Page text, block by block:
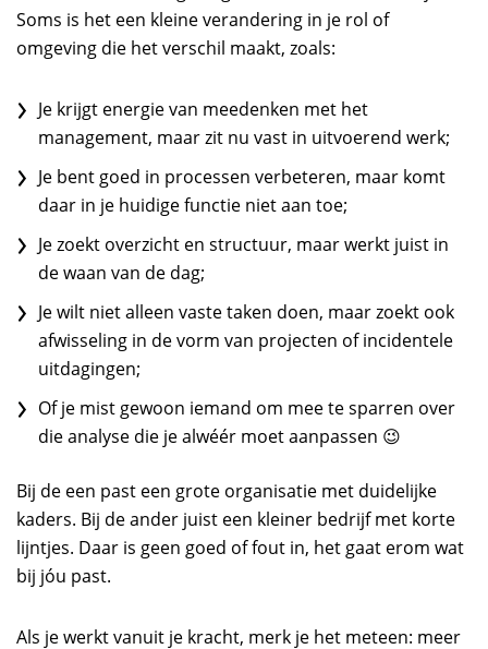
Soms is het een kleine verandering in je rol of
omgeving die het verschil maakt, zoals:
Je krijgt energie van meedenken met het
management, maar zit nu vast in uitvoerend werk;
Je bent goed in processen verbeteren, maar komt
daar in je huidige functie niet aan toe;
Je zoekt overzicht en structuur, maar werkt juist in
de waan van de dag;
Je wilt niet alleen vaste taken doen, maar zoekt ook
afwisseling in de vorm van projecten of incidentele
uitdagingen;
Of je mist gewoon iemand om mee te sparren over
die analyse die je alwéér moet aanpassen 😉
Bij de een past een grote organisatie met duidelijke
kaders. Bij de ander juist een kleiner bedrijf met korte
lijntjes. Daar is geen goed of fout in, het gaat erom wat
bij jóu past.
Als je werkt vanuit je kracht, merk je het meteen: meer